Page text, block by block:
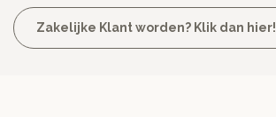
Zakelijke Klant worden? Klik dan hier!